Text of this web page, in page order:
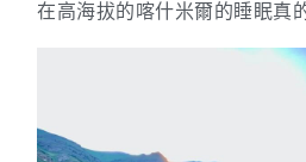
在高海拔的喀什米爾的睡眠真